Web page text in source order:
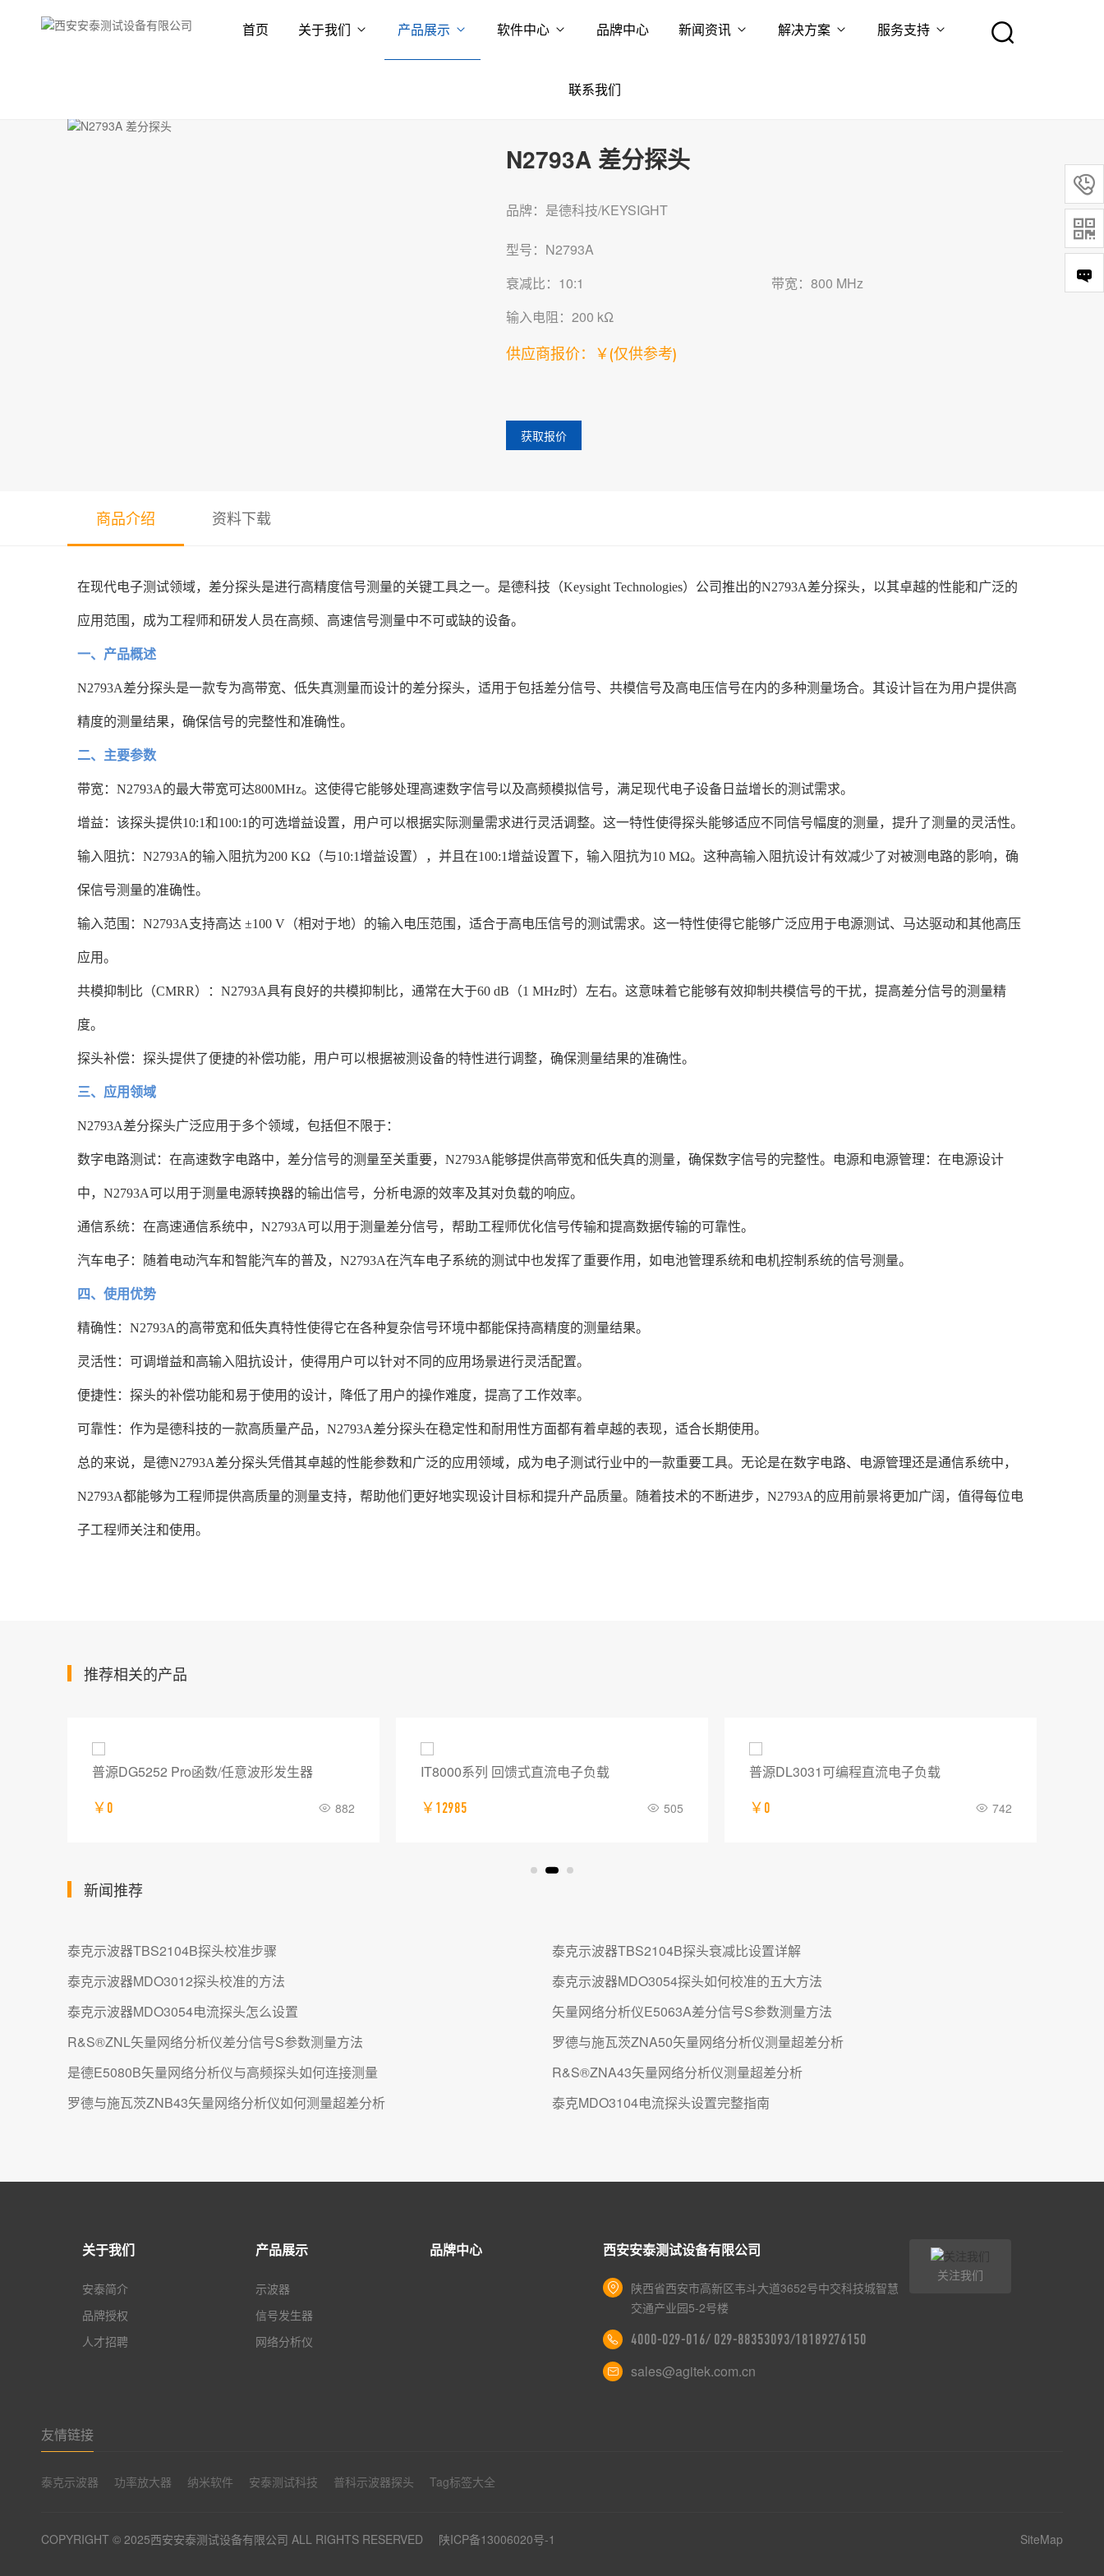
首页 关于我们 产品展示 软件中心 品牌中心 新闻资讯 解决方案 服务支持
联系我们
N2793A 差分探头
品牌：是德科技/KEYSIGHT
型号：N2793A
衰减比：10:1
带宽：800 MHz
输入电阻：200 kΩ
供应商报价：￥(仅供参考)
获取报价
商品介绍 资料下载
在现代电子测试领域，差分探头是进行高精度信号测量的关键工具之一。是德科技（Keysight Technologies）公司推出的N2793A差分探头，以其卓越的性能和广泛的
应用范围，成为工程师和研发人员在高频、高速信号测量中不可或缺的设备。
一、产品概述
N2793A差分探头是一款专为高带宽、低失真测量而设计的差分探头，适用于包括差分信号、共模信号及高电压信号在内的多种测量场合。其设计旨在为用户提供高
精度的测量结果，确保信号的完整性和准确性。
二、主要参数
带宽：N2793A的最大带宽可达800MHz。这使得它能够处理高速数字信号以及高频模拟信号，满足现代电子设备日益增长的测试需求。
增益：该探头提供10:1和100:1的可选增益设置，用户可以根据实际测量需求进行灵活调整。这一特性使得探头能够适应不同信号幅度的测量，提升了测量的灵活性。
输入阻抗：N2793A的输入阻抗为200 KΩ（与10:1增益设置），并且在100:1增益设置下，输入阻抗为10 MΩ。这种高输入阻抗设计有效减少了对被测电路的影响，确
保信号测量的准确性。
输入范围：N2793A支持高达 ±100 V（相对于地）的输入电压范围，适合于高电压信号的测试需求。这一特性使得它能够广泛应用于电源测试、马达驱动和其他高压
应用。
共模抑制比（CMRR）：N2793A具有良好的共模抑制比，通常在大于60 dB（1 MHz时）左右。这意味着它能够有效抑制共模信号的干扰，提高差分信号的测量精
度。
探头补偿：探头提供了便捷的补偿功能，用户可以根据被测设备的特性进行调整，确保测量结果的准确性。
三、应用领域
N2793A差分探头广泛应用于多个领域，包括但不限于：
数字电路测试：在高速数字电路中，差分信号的测量至关重要，N2793A能够提供高带宽和低失真的测量，确保数字信号的完整性。电源和电源管理：在电源设计
中，N2793A可以用于测量电源转换器的输出信号，分析电源的效率及其对负载的响应。
通信系统：在高速通信系统中，N2793A可以用于测量差分信号，帮助工程师优化信号传输和提高数据传输的可靠性。
汽车电子：随着电动汽车和智能汽车的普及，N2793A在汽车电子系统的测试中也发挥了重要作用，如电池管理系统和电机控制系统的信号测量。
四、使用优势
精确性：N2793A的高带宽和低失真特性使得它在各种复杂信号环境中都能保持高精度的测量结果。
灵活性：可调增益和高输入阻抗设计，使得用户可以针对不同的应用场景进行灵活配置。
便捷性：探头的补偿功能和易于使用的设计，降低了用户的操作难度，提高了工作效率。
可靠性：作为是德科技的一款高质量产品，N2793A差分探头在稳定性和耐用性方面都有着卓越的表现，适合长期使用。
总的来说，是德N2793A差分探头凭借其卓越的性能参数和广泛的应用领域，成为电子测试行业中的一款重要工具。无论是在数字电路、电源管理还是通信系统中，
N2793A都能够为工程师提供高质量的测量支持，帮助他们更好地实现设计目标和提升产品质量。随着技术的不断进步，N2793A的应用前景将更加广阔，值得每位电
子工程师关注和使用。
推荐相关的产品
普源DG5252 Pro函数/任意波形发生器
￥0 882
IT8000系列 回馈式直流电子负载
￥12985 505
普源DL3031可编程直流电子负载
￥0 742
新闻推荐
泰克示波器TBS2104B探头校准步骤
泰克示波器TBS2104B探头衰减比设置详解
泰克示波器MDO3012探头校准的方法
泰克示波器MDO3054探头如何校准的五大方法
泰克示波器MDO3054电流探头怎么设置
矢量网络分析仪E5063A差分信号S参数测量方法
R&S®ZNL矢量网络分析仪差分信号S参数测量方法
罗德与施瓦茨ZNA50矢量网络分析仪测量超差分析
是德E5080B矢量网络分析仪与高频探头如何连接测量
R&S®ZNA43矢量网络分析仪测量超差分析
罗德与施瓦茨ZNB43矢量网络分析仪如何测量超差分析
泰克MDO3104电流探头设置完整指南
关于我们
安泰简介
品牌授权
人才招聘
产品展示
示波器
信号发生器
网络分析仪
品牌中心 西安安泰测试设备有限公司
陕西省西安市高新区韦斗大道3652号中交科技城智慧
交通产业园5-2号楼
4000-029-016/ 029-88353093/18189276150
sales@agitek.com.cn
关注我们
友情链接
泰克示波器 功率放大器 纳米软件 安泰测试科技 普科示波器探头 Tag标签大全
COPYRIGHT © 2025西安安泰测试设备有限公司 ALL RIGHTS RESERVED 陕ICP备13006020号-1 SiteMap

